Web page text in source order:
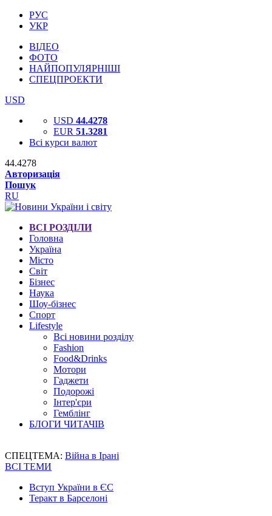
РУС
УКР
ВІДЕО
ФОТО
НАЙПОПУЛЯРНІШІ
СПЕЦПРОЕКТИ
USD
USD 44.4278
EUR 51.3281
Всі курси валют
44.4278
Авторизація
Пошук
RU
ВСІ РОЗДІЛИ
Головна
Україна
Місто
Світ
Бізнес
Наука
Шоу-бізнес
Спорт
Lifestyle
Всі новини розділу
Fashion
Food&Drinks
Мотори
Гаджети
Подорожі
Інтер'єри
Гемблінг
БЛОГИ ЧИТАЧІВ
СПЕЦТЕМА: Війна в Ірані
ВСІ ТЕМИ
Вступ України в ЄС
Теракт в Барселоні